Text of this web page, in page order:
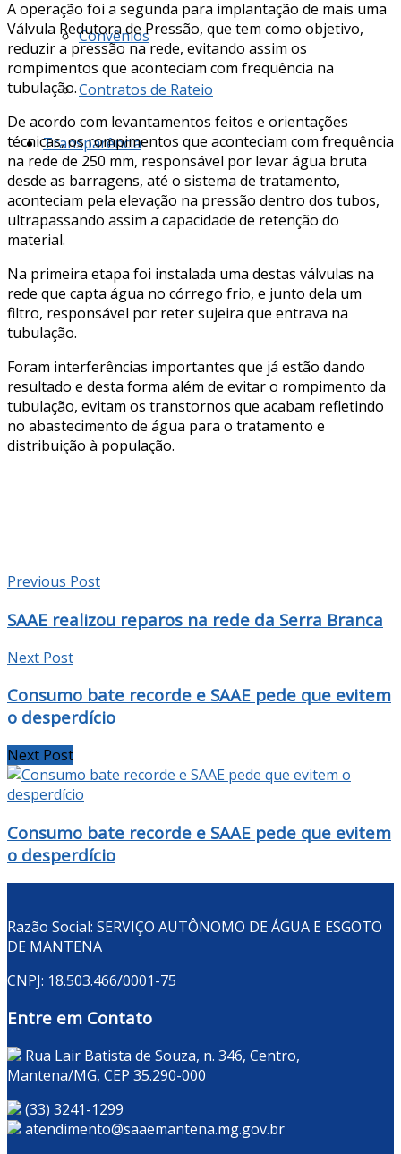
Convênios
Contratos de Rateio
Transparência
A operação foi a segunda para implantação de mais uma
Válvula Redutora de Pressão, que tem como objetivo,
reduzir a pressão na rede, evitando assim os
rompimentos que aconteciam com frequência na
tubulação.
De acordo com levantamentos feitos e orientações
técnicas, os rompimentos que aconteciam com frequência
na rede de 250 mm, responsável por levar água bruta
desde as barragens, até o sistema de tratamento,
aconteciam pela elevação na pressão dentro dos tubos,
ultrapassando assim a capacidade de retenção do
material.
Na primeira etapa foi instalada uma destas válvulas na
rede que capta água no córrego frio, e junto dela um
filtro, responsável por reter sujeira que entrava na
tubulação.
Foram interferências importantes que já estão dando
resultado e desta forma além de evitar o rompimento da
tubulação, evitam os transtornos que acabam refletindo
no abastecimento de água para o tratamento e
distribuição à população.
Previous Post
SAAE realizou reparos na rede da Serra Branca
Next Post
Consumo bate recorde e SAAE pede que evitem
o desperdício
Next Post
Consumo bate recorde e SAAE pede que evitem
o desperdício
Razão Social: SERVIÇO AUTÔNOMO DE ÁGUA E ESGOTO
DE MANTENA
CNPJ: 18.503.466/0001-75
Entre em Contato
Rua Lair Batista de Souza, n. 346, Centro,
Mantena/MG, CEP 35.290-000
(33) 3241-1299
atendimento@saaemantena.mg.gov.br